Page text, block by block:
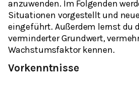
anzuwenden. Im Folgenden
Situationen vorgestellt und
eingeführt. Außerdem lernst du
verminderter Grundwert,
Wachstumsfaktor kennen.
Vorkenntnisse